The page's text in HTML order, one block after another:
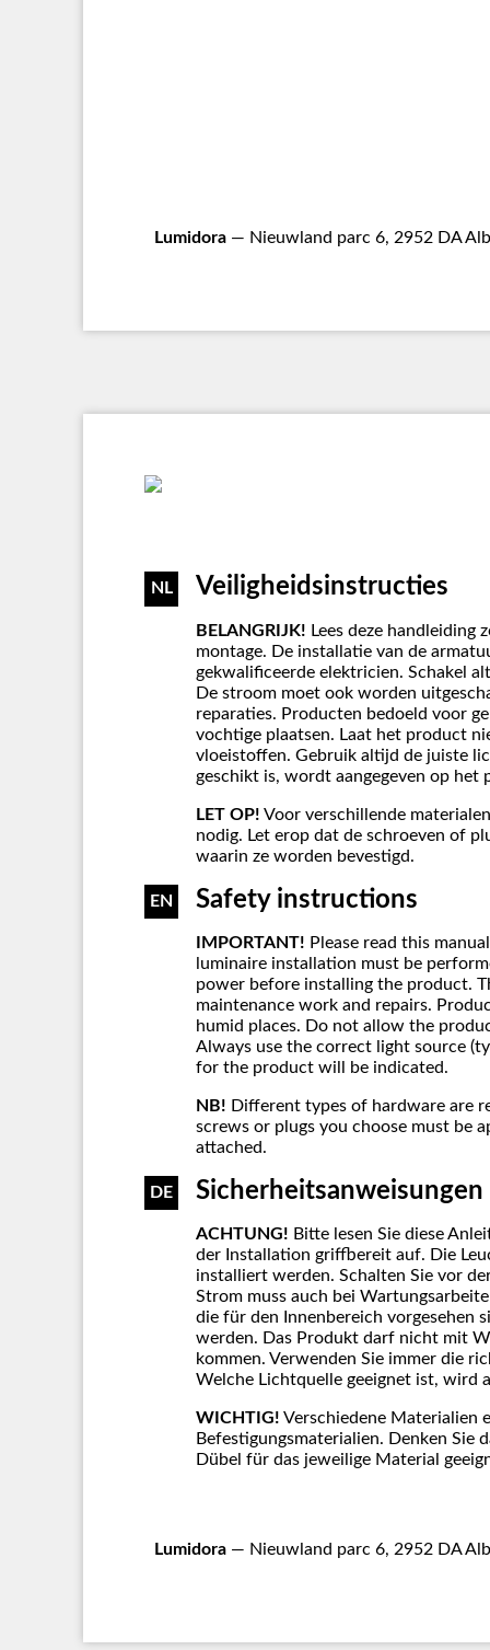
Lumidora — Nieuwland parc 6, 2952 DA
NL Veiligheidsinstructies
BELANGRIJK! Lees deze handleiding
montage. De installatie van de
gekwalificeerde elektricien. Schakel
De stroom moet ook worden
reparaties. Producten bedoeld voor
vochtige plaatsen. Laat het product
vloeistoffen. Gebruik altijd de juiste
geschikt is, wordt aangegeven op het
LET OP! Voor verschillende
nodig. Let erop dat de schroeven of
waarin ze worden bevestigd.
EN Safety instructions
IMPORTANT! Please read this
luminaire installation must be
power before installing the product.
maintenance work and repairs.
humid places. Do not allow the
Always use the correct light source
for the product will be indicated.
NB! Different types of hardware are
screws or plugs you choose must be
attached.
DE Sicherheitsanweisungen
ACHTUNG! Bitte lesen Sie diese
der Installation griffbereit auf. Die
installiert werden. Schalten Sie vor
Strom muss auch bei
die für den Innenbereich vorgesehen
werden. Das Produkt darf nicht mit
kommen. Verwenden Sie immer die
Welche Lichtquelle geeignet ist, wird
WICHTIG! Verschiedene Materialien
Befestigungsmaterialien. Denken Sie
Dübel für das jeweilige Material
Lumidora — Nieuwland parc 6, 2952 DA